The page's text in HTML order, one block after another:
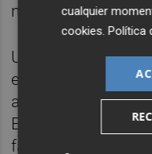
nuestros
Un estilo de vida
estar en los
arrancar el año
En esta lista de
faltar
cualquier
cookies .Política